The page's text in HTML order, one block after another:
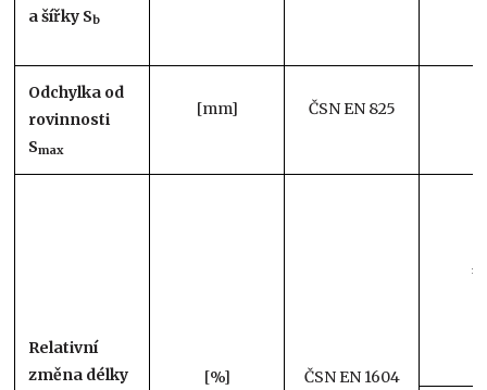
a šířky Sb
Odchylka od
rovinnosti
Smax
[mm] ČSN EN 825
Relativní
změna délky
[%] ČSN EN 1604